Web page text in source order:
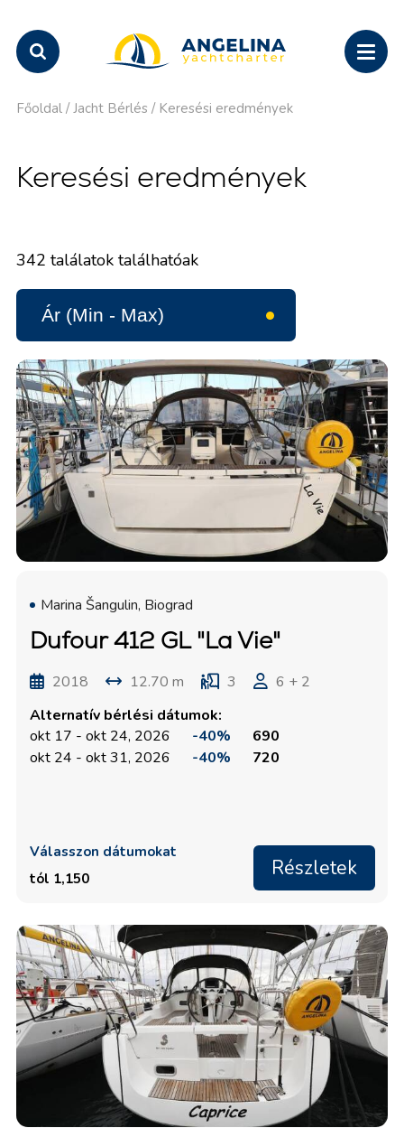
Főoldal / Jacht Bérlés / Keresési eredmények
Keresési eredmények
342 találatok találhatóak
Marina Šangulin, Biograd
Dufour 412 GL "La Vie"
2018 12.70 m 3
6 + 2
Alternatív bérlési dátumok:
okt 17 - okt 24, 2026
-40%
690
okt 24 - okt 31, 2026
-40% 720
Válasszon dátumokat
tól 1,150
Részletek